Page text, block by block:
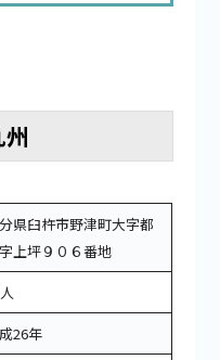
県臼杵市野津町大字都
上坪９０６番地
26年